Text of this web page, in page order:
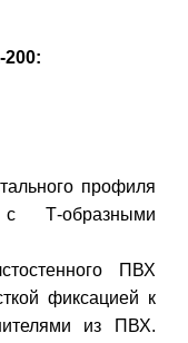
200:
профиля
Т-образными
ПВХ
фиксацией к
из ПВХ.